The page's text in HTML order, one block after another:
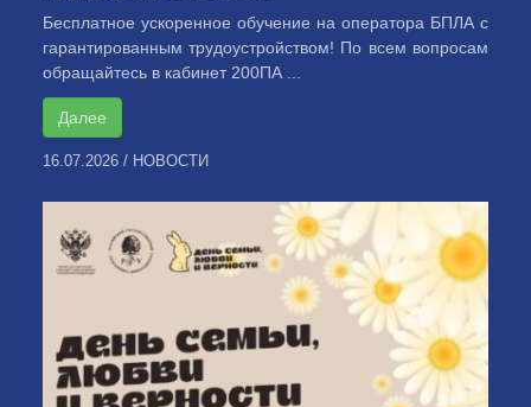
Бесплатное ускоренное обучение на оператора БПЛА с
гарантированным трудоустройством! По всем вопросам
обращайтесь в кабинет 200ПА ...
Далее
16.07.2026 / НОВОСТИ